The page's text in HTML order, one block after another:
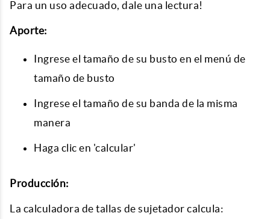
Para un uso adecuado, dale una lectura!
Aporte:
Ingrese el tamaño de su busto en el menú de
tamaño de busto
Ingrese el tamaño de su banda de la misma
manera
Haga clic en 'calcular'
Producción:
La calculadora de tallas de sujetador calcula: